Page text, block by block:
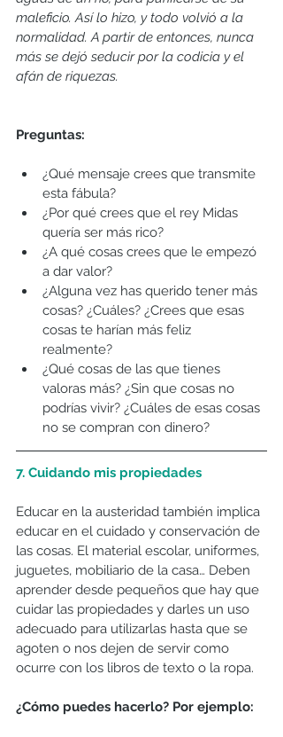
maleficio. Así lo hizo, y todo volvió a la
normalidad. A partir de entonces, nunca
más se dejó seducir por la codicia y el
afán de riquezas.
Preguntas:
¿Qué mensaje crees que transmite
esta fábula?
¿Por qué crees que el rey Midas
quería ser más rico?
¿A qué cosas crees que le empezó
a dar valor?
¿Alguna vez has querido tener más
cosas? ¿Cuáles? ¿Crees que esas
cosas te harían más feliz
realmente?
¿Qué cosas de las que tienes
valoras más? ¿Sin que cosas no
podrías vivir? ¿Cuáles de esas cosas
no se compran con dinero?
7. Cuidando mis propiedades
Educar en la austeridad también implica
educar en el cuidado y conservación de
las cosas. El material escolar, uniformes,
juguetes, mobiliario de la casa… Deben
aprender desde pequeños que hay que
cuidar las propiedades y darles un uso
adecuado para utilizarlas hasta que se
agoten o nos dejen de servir como
ocurre con los libros de texto o la ropa.
¿Cómo puedes hacerlo? Por ejemplo: